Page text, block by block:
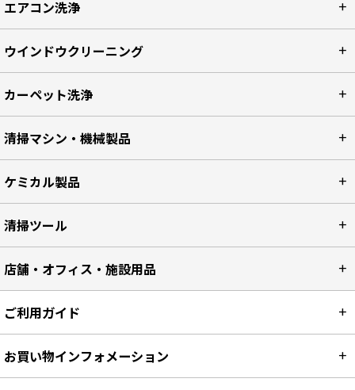
エアコン洗浄
ウインドウクリーニング
カーペット洗浄
清掃マシン・機械製品
ケミカル製品
清掃ツール
店舗・オフィス・施設用品
ご利用ガイド
お買い物インフォメーション